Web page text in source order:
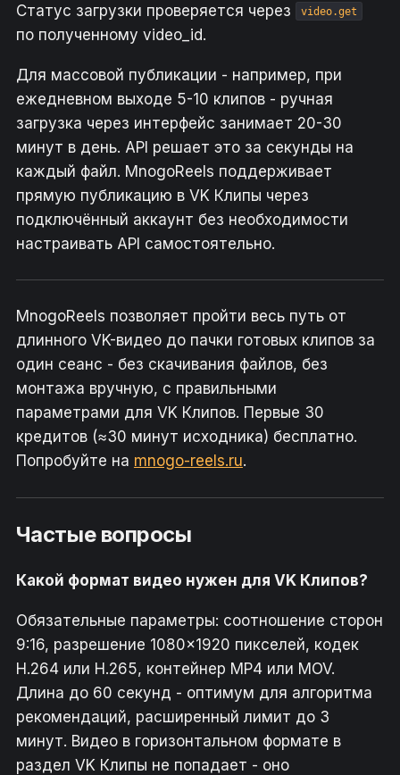
Статус загрузки проверяется через
video.get
по полученному video_id.
Для массовой публикации - например, при
ежедневном выходе 5-10 клипов - ручная
загрузка через интерфейс занимает 20-30
минут в день. API решает это за секунды на
каждый файл. MnogoReels поддерживает
прямую публикацию в VK Клипы через
подключённый аккаунт без необходимости
настраивать API самостоятельно.
MnogoReels позволяет пройти весь путь от
длинного VK-видео до пачки готовых клипов за
один сеанс - без скачивания файлов, без
монтажа вручную, с правильными
параметрами для VK Клипов. Первые 30
кредитов (≈30 минут исходника) бесплатно.
Попробуйте на mnogo-reels.ru.
Частые вопросы
Какой формат видео нужен для VK Клипов?
Обязательные параметры: соотношение сторон
9:16, разрешение 1080×1920 пикселей, кодек
H.264 или H.265, контейнер MP4 или MOV.
Длина до 60 секунд - оптимум для алгоритма
рекомендаций, расширенный лимит до 3
минут. Видео в горизонтальном формате в
раздел VK Клипы не попадает - оно